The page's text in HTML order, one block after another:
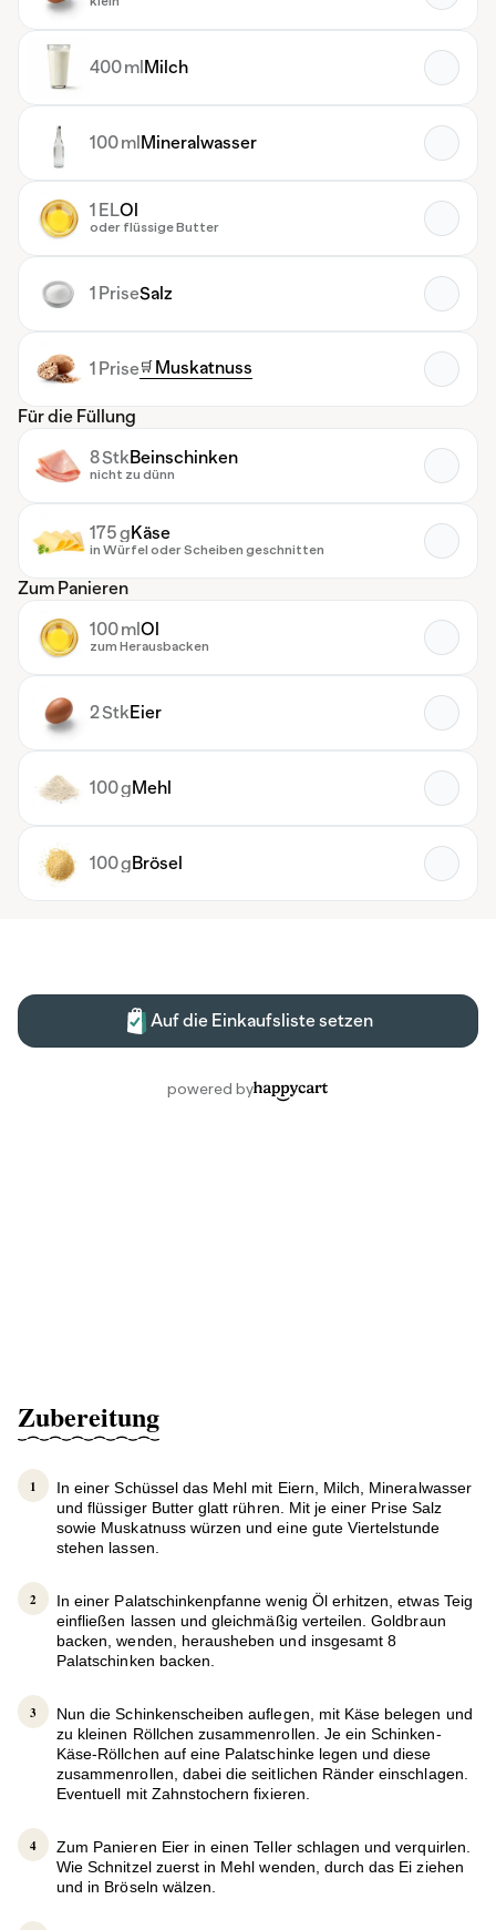
Zubereitung
In einer Schüssel das Mehl mit Eiern, Milch, Mineralwasser
und flüssiger Butter glatt rühren. Mit je einer Prise Salz
sowie Muskatnuss würzen und eine gute Viertelstunde
stehen lassen.
In einer Palatschinkenpfanne wenig Öl erhitzen, etwas Teig
einfließen lassen und gleichmäßig verteilen. Goldbraun
backen, wenden, herausheben und insgesamt 8
Palatschinken backen.
Nun die Schinkenscheiben auflegen, mit Käse belegen und
zu kleinen Röllchen zusammenrollen. Je ein Schinken-
Käse-Röllchen auf eine Palatschinke legen und diese
zusammenrollen, dabei die seitlichen Ränder einschlagen.
Eventuell mit Zahnstochern fixieren.
Zum Panieren Eier in einen Teller schlagen und verquirlen.
Wie Schnitzel zuerst in Mehl wenden, durch das Ei ziehen
und in Bröseln wälzen.